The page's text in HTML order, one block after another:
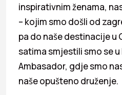
inspirativnim ženama,
– kojim smo došli od
pa do naše destinacije u
satima smjestili smo se
Ambasador, gdje smo
naše opušteno druženje.